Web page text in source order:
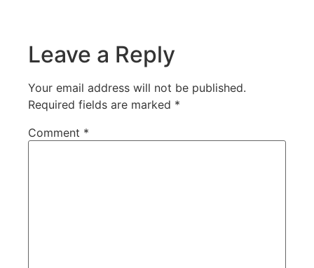
Leave a Reply
Your email address will not be published.
Required fields are marked *
Comment *